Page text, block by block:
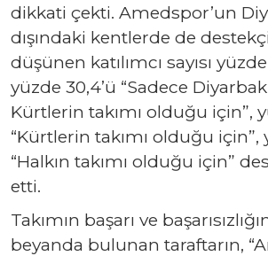
dikkati çekti. Amedspor’un
dışındaki kentlerde de
düşünen katılımcı sayısı
yüzde 30,4’ü “Sadece
Kürtlerin takımı olduğu için”,
“Kürtlerin takımı olduğu için”,
“Halkın takımı olduğu için”
etti.
Takımın başarı ve
beyanda bulunan taraftarın,